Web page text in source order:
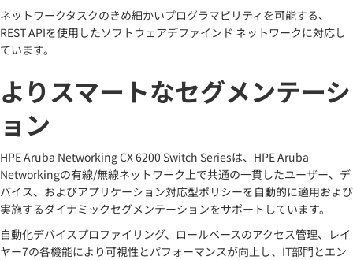
ネットワークタスクのきめ細かいプログラマビリティを可能する、
REST APIを使用したソフトウェアデファインド ネットワークに対応し
ています。
よりスマートなセグメンテーシ
ョン
HPE Aruba Networking CX 6200 Switch Seriesは、HPE Aruba
Networkingの有線/無線ネットワーク上で共通の一貫したユーザー、デ
バイス、およびアプリケーション対応型ポリシーを自動的に適用および
実施するダイナミックセグメンテーションをサポートしています。
自動化デバイスプロファイリング、ロールベースのアクセス管理、レイ
ヤー7の各機能により可視性とパフォーマンスが向上し、IT部門とエン